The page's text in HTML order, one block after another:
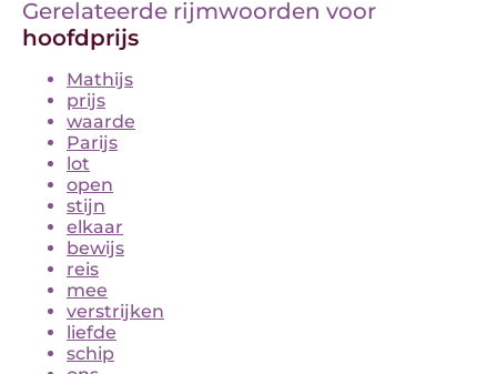
Gerelateerde rijmwoorden voor
hoofdprijs
Mathijs
prijs
waarde
Parijs
lot
open
stijn
elkaar
bewijs
reis
mee
verstrijken
liefde
schip